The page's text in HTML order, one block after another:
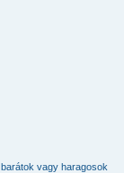
vagy haragosok